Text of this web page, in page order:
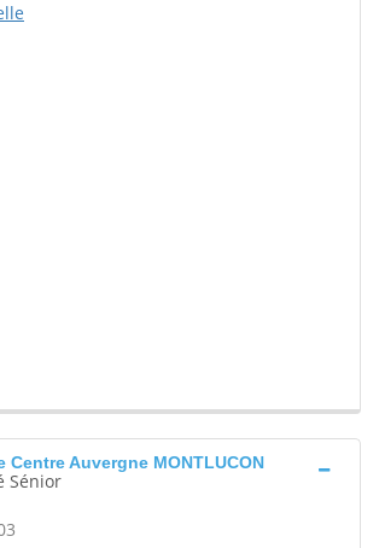
Centre Auvergne MONTLUCON
Sénior